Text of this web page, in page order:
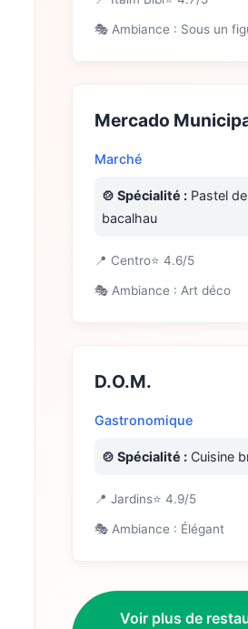
🎭 Ambiance : Sous un
Mercado
Marché
🍲 Spécialité : Pastel de
bacalhau
📍 Centro⭐ 4.6/5
🎭 Ambiance : Art déco
D.O.M.
Gastronomique
🍲 Spécialité : Cuisine
📍 Jardins⭐ 4.9/5
🎭 Ambiance : Élégant
Voir plus de